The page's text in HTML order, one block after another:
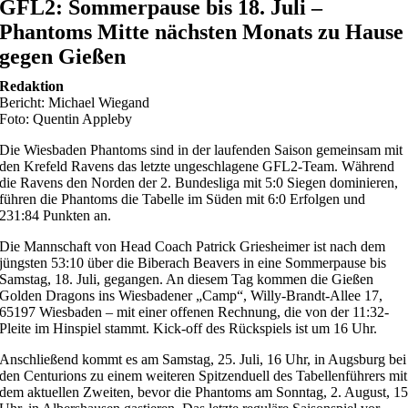
GFL2: Sommerpause bis 18. Juli –
Phantoms Mitte nächsten Monats zu Hause
gegen Gießen
Redaktion
Bericht: Michael Wiegand
Foto: Quentin Appleby
Die Wiesbaden Phantoms sind in der laufenden Saison gemeinsam mit
den Krefeld Ravens das letzte ungeschlagene GFL2-Team. Während
die Ravens den Norden der 2. Bundesliga mit 5:0 Siegen dominieren,
führen die Phantoms die Tabelle im Süden mit 6:0 Erfolgen und
231:84 Punkten an.
Die Mannschaft von Head Coach Patrick Griesheimer ist nach dem
jüngsten 53:10 über die Biberach Beavers in eine Sommerpause bis
Samstag, 18. Juli, gegangen. An diesem Tag kommen die Gießen
Golden Dragons ins Wiesbadener „Camp“, Willy-Brandt-Allee 17,
65197 Wiesbaden – mit einer offenen Rechnung, die von der 11:32-
Pleite im Hinspiel stammt. Kick-off des Rückspiels ist um 16 Uhr.
Anschließend kommt es am Samstag, 25. Juli, 16 Uhr, in Augsburg bei
den Centurions zu einem weiteren Spitzenduell des Tabellenführers mit
dem aktuellen Zweiten, bevor die Phantoms am Sonntag, 2. August, 15